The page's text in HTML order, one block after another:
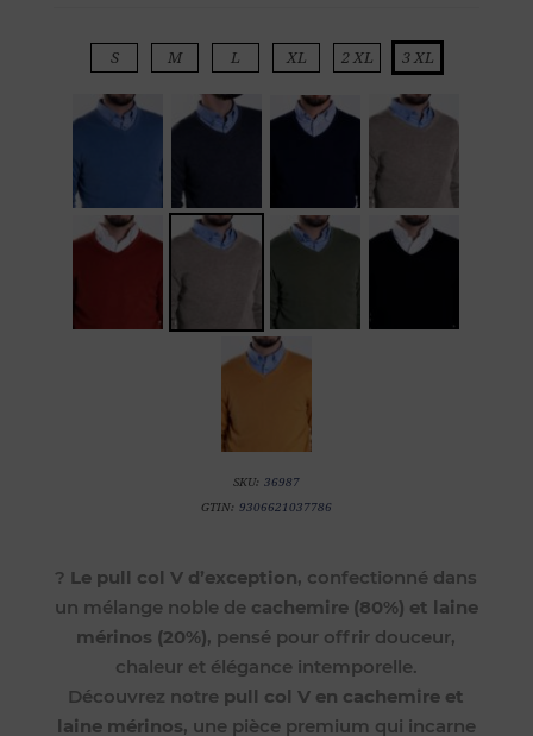
S M L XL 2 XL 3 XL
SKU: 36987
GTIN: 9306621037786
? Le pull col V d’exception, confectionné dans
un mélange noble de cachemire (80%) et laine
mérinos (20%), pensé pour offrir douceur,
chaleur et élégance intemporelle.
Découvrez notre pull col V en cachemire et
laine mérinos, une pièce premium qui incarne